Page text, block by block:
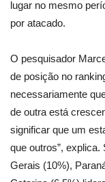
lugar no mesmo
por atacado.
O pesquisador
de posição no
necessariamente
de outra está
significar que um
que outros”,
Gerais (10%),